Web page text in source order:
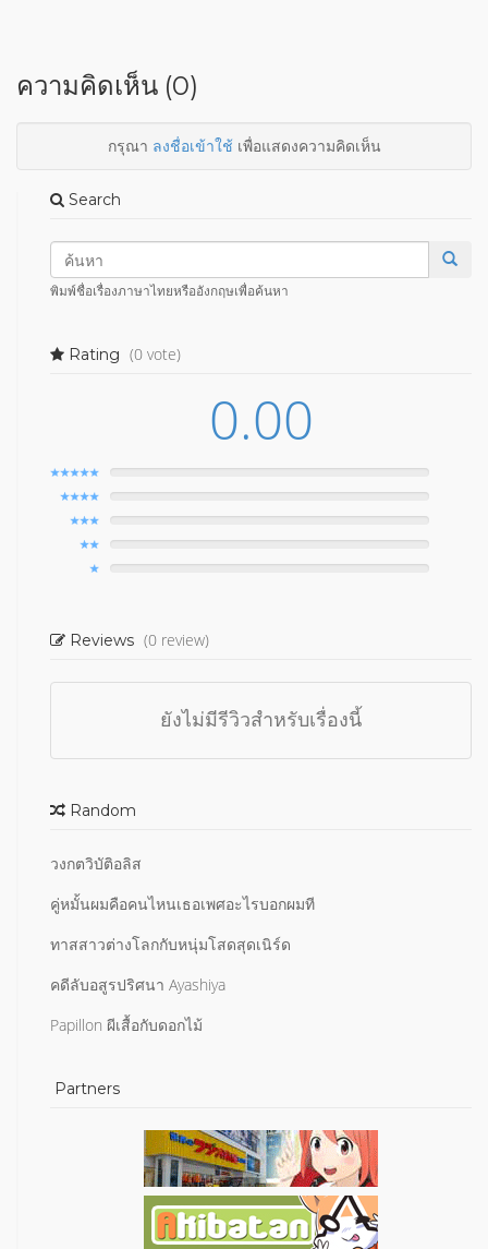
ความคิดเห็น (0)
กรุณา ลงชื่อเข้าใช้เพื่อแสดงความคิดเห็น
Search
พิมพ์ชื่อเรื่องภาษาไทยหรืออังกฤษเพื่อค้นหา
Rating (0 vote)
0.00
Reviews (0 review)
ยังไม่มีรีวิวสำหรับเรื่องนี้
Random
วงกตวิบัติอลิส
คู่หมั้นผมคือคนไหนเธอเพศอะไรบอกผมที
ทาสสาวต่างโลกกับหนุ่มโสดสุดเนิร์ด
คดีลับอสูรปริศนา Ayashiya
Papillon ผีเสื้อกับดอกไม้
Partners